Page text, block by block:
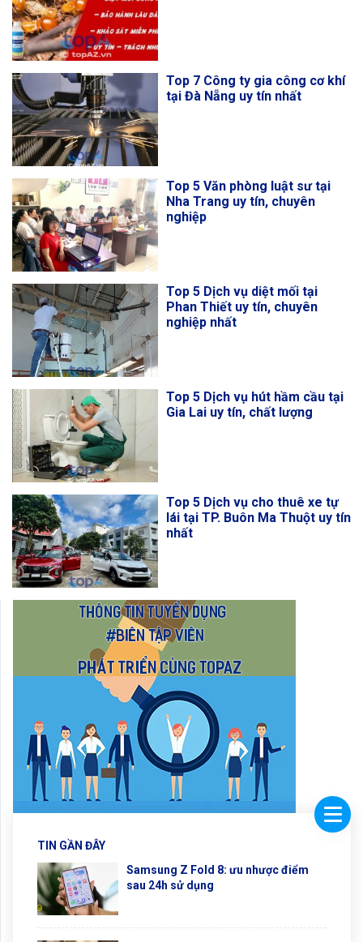
Top 7 Công ty gia công cơ khí
tại Đà Nẵng uy tín nhất
Top 5 Văn phòng luật sư tại
Nha Trang uy tín, chuyên
nghiệp
Top 5 Dịch vụ diệt mối tại
Phan Thiết uy tín, chuyên
nghiệp nhất
Top 5 Dịch vụ hút hầm cầu tại
Gia Lai uy tín, chất lượng
Top 5 Dịch vụ cho thuê xe tự
lái tại TP. Buôn Ma Thuột uy tín
nhất
TIN GẦN ĐÂY
Samsung Z Fold 8: ưu nhược điểm
sau 24h sử dụng